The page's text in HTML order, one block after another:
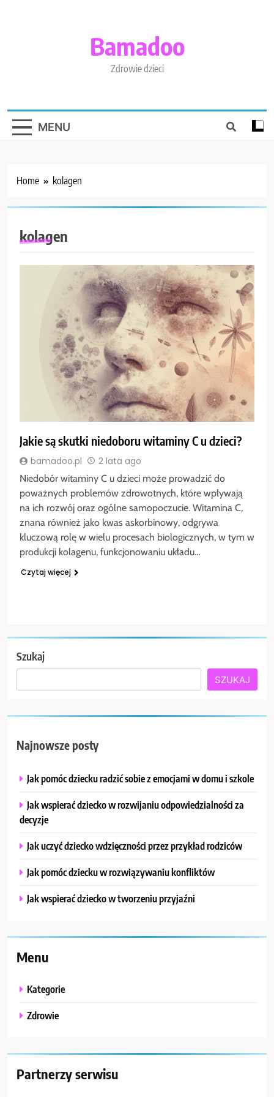
Bamadoo
Zdrowie dzieci
MENU
Home kolagen
kolagen
Jakie są skutki niedoboru witaminy C u dzieci?
bamadoo.pl 2 lata ago
Niedobór witaminy C u dzieci może prowadzić do
poważnych problemów zdrowotnych, które wpływają
na ich rozwój oraz ogólne samopoczucie. Witamina C,
znana również jako kwas askorbinowy, odgrywa
kluczową rolę w wielu procesach biologicznych, w tym w
produkcji kolagenu, funkcjonowaniu układu…
Czytaj więcej
Szukaj
SZUKAJ
Najnowsze posty
Jak pomóc dziecku radzić sobie z emocjami w domu i szkole
Jak wspierać dziecko w rozwijaniu odpowiedzialności za
decyzje
Jak uczyć dziecko wdzięczności przez przykład rodziców
Jak pomóc dziecku w rozwiązywaniu konfliktów
Jak wspierać dziecko w tworzeniu przyjaźni
Menu
Kategorie
Zdrowie
Partnerzy serwisu